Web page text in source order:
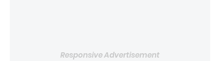
Responsive Advertisement